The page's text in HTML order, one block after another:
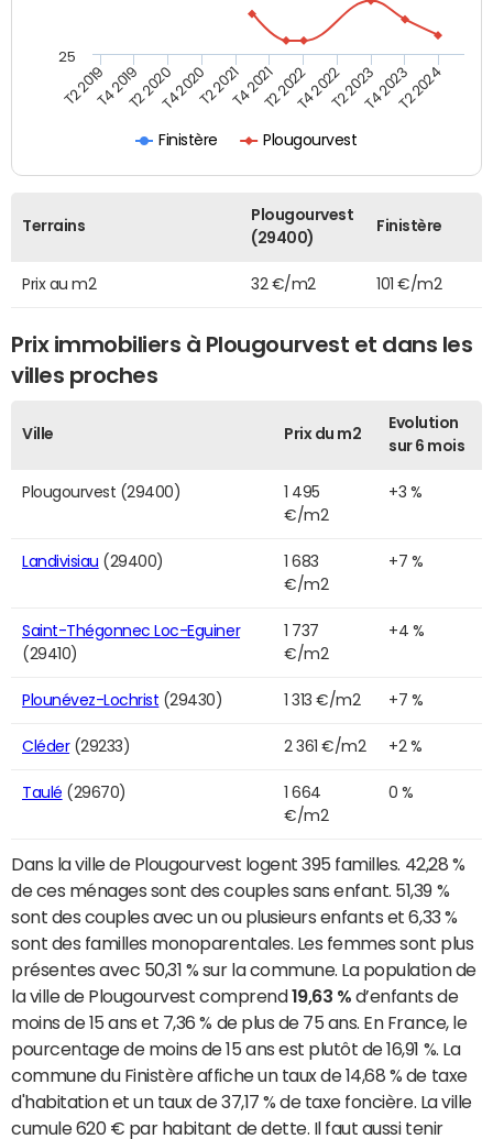
Finistère Plougourvest
T2 2019T4 2019T2 2020T4 2020T2 2021T4 2021T2 2022T4 2022T2 2023T4 2023T2 2024
25
Terrains
Plougourvest
(29400)
Finistère
Prix au m2 32 €/m2 101 €/m2
Prix immobiliers à Plougourvest et dans les
villes proches
Ville Prix du m2
Evolution
sur 6 mois
Plougourvest (29400)
1 495
€/m2
+3 %
Landivisiau (29400)
1 683
€/m2
+7 %
Saint-Thégonnec Loc-Eguiner
(29410)
1 737
€/m2
+4 %
Plounévez-Lochrist (29430) 1 313 €/m2 +7 %
Cléder(29233) 2 361 €/m2 +2 %
Taulé (29670)
1 664
€/m2
0 %
Dans la ville de Plougourvest logent 395 familles. 42,28 %
de ces ménages sont des couples sans enfant. 51,39 %
sont des couples avec un ou plusieurs enfants et 6,33 %
sont des familles monoparentales. Les femmes sont plus
présentes avec 50,31 % sur la commune. La population de
la ville de Plougourvest comprend 19,63 % d’enfants de
moins de 15 ans et 7,36 % de plus de 75 ans. En France, le
pourcentage de moins de 15 ans est plutôt de 16,91 %. La
commune du Finistère affiche un taux de 14,68 % de taxe
d'habitation et un taux de 37,17 % de taxe foncière. La ville
cumule 620 € par habitant de dette. Il faut aussi tenir